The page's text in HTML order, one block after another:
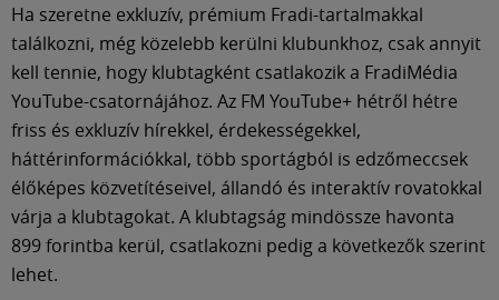
Ha szeretne exkluzív, prémium Fradi-tartalmakkal
találkozni, még közelebb kerülni klubunkhoz, csak annyit
kell tennie, hogy klubtagként csatlakozik a FradiMédia
YouTube-csatornájához. Az FM YouTube+ hétről hétre
friss és exkluzív hírekkel, érdekességekkel,
háttérinformációkkal, több sportágból is edzőmeccsek
élőképes közvetítéseivel, állandó és interaktív rovatokkal
várja a klubtagokat. A klubtagság mindössze havonta
899 forintba kerül, csatlakozni pedig a következők szerint
lehet.